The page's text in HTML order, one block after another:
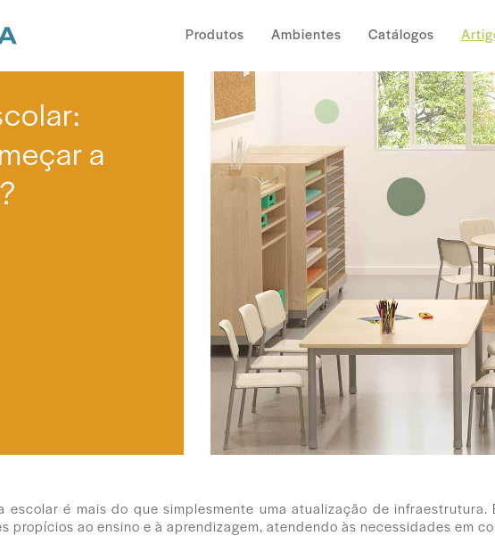
Produtos Ambientes Catálogos
a
escolar é mais do que simplesmente uma atualização de
propícios ao ensino e à aprendizagem, atendendo às necessidades em